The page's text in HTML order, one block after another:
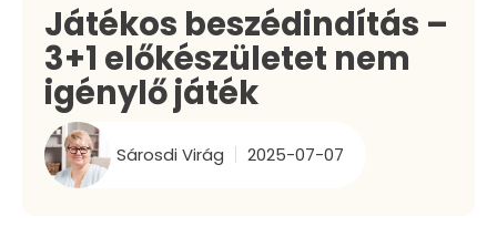
Játékos beszédindítás –
3+1 előkészületet nem
igénylő játék
Sárosdi Virág 2025-07-07